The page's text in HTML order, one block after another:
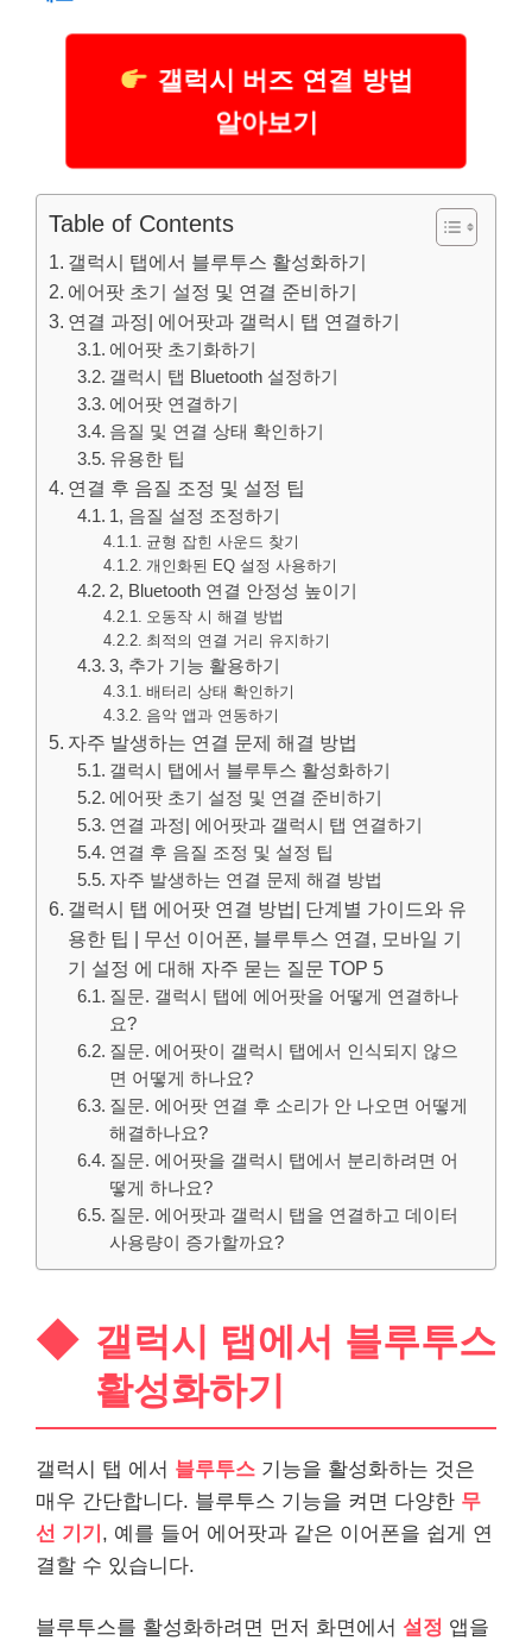
갤럭시 버즈 연결 방법
알아보기
Table of Contents
갤럭시 탭에서 블루투스 활성화하기
에어팟 초기 설정 및 연결 준비하기
연결 과정| 에어팟과 갤럭시 탭 연결하기
에어팟 초기화하기
갤럭시 탭 Bluetooth 설정하기
에어팟 연결하기
음질 및 연결 상태 확인하기
유용한 팁
연결 후 음질 조정 및 설정 팁
1, 음질 설정 조정하기
균형 잡힌 사운드 찾기
개인화된 EQ 설정 사용하기
2, Bluetooth 연결 안정성 높이기
오동작 시 해결 방법
최적의 연결 거리 유지하기
3, 추가 기능 활용하기
배터리 상태 확인하기
음악 앱과 연동하기
자주 발생하는 연결 문제 해결 방법
갤럭시 탭에서 블루투스 활성화하기
에어팟 초기 설정 및 연결 준비하기
연결 과정| 에어팟과 갤럭시 탭 연결하기
연결 후 음질 조정 및 설정 팁
자주 발생하는 연결 문제 해결 방법
갤럭시 탭 에어팟 연결 방법| 단계별 가이드와 유
용한 팁 | 무선 이어폰, 블루투스 연결, 모바일 기
기 설정 에 대해 자주 묻는 질문 TOP 5
질문. 갤럭시 탭에 에어팟을 어떻게 연결하나
요?
질문. 에어팟이 갤럭시 탭에서 인식되지 않으
면 어떻게 하나요?
질문. 에어팟 연결 후 소리가 안 나오면 어떻게
해결하나요?
질문. 에어팟을 갤럭시 탭에서 분리하려면 어
떻게 하나요?
질문. 에어팟과 갤럭시 탭을 연결하고 데이터
사용량이 증가할까요?
갤럭시 탭에서 블루투스
활성화하기
갤럭시 탭 에서 블루투스 기능을 활성화하는 것은
매우 간단합니다. 블루투스 기능을 켜면 다양한 무
선 기기 , 예를 들어 에어팟과 같은 이어폰을 쉽게 연
결할 수 있습니다.
블루투스를 활성화하려면 먼저 화면에서 설정 앱을